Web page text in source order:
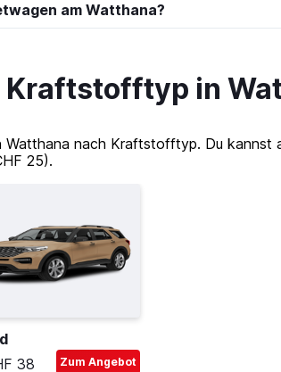
am Watthana?
in
Watthana nach Kraftstofftyp. Du
25).
38
Zum Angebot